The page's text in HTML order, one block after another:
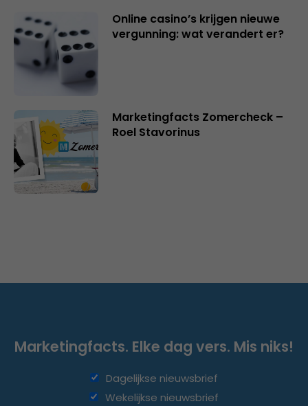
Online casino’s krijgen nieuwe
vergunning: wat verandert er?
Marketingfacts Zomercheck –
Roel Stavorinus
Marketingfacts. Elke dag vers. Mis niks!
Dagelijkse nieuwsbrief
Wekelijkse nieuwsbrief